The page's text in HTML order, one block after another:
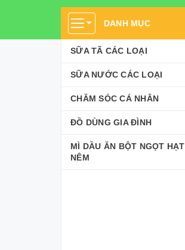
DANH MỤC
SỮA TÃ CÁC LOẠI
SỮA NƯỚC CÁC LOẠI
CHĂM SÓC CÁ NHÂN
ĐỒ DÙNG GIA ĐÌNH
MÌ DẦU ĂN BỘT NGỌT HẠT
NÊM